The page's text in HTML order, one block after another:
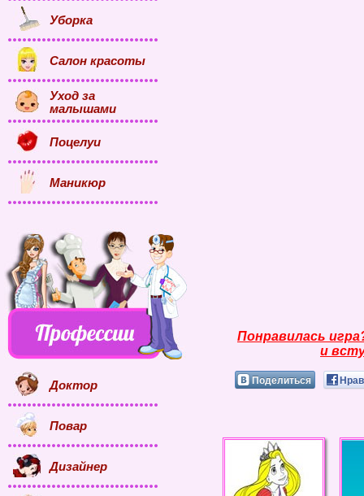
Понравилась
и
Поделиться
Уборка
Салон красоты
Уход за
малышами
Поцелуи
Маникюр
Доктор
Повар
Дизайнер